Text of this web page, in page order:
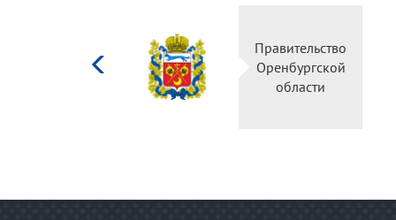
Министерство
культуры
Российской